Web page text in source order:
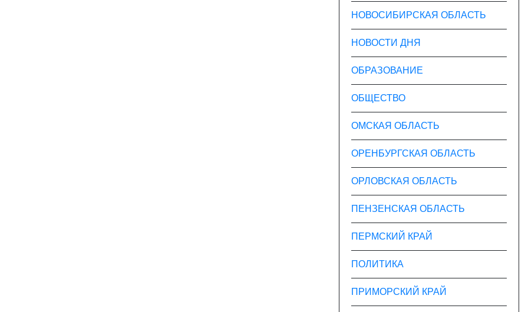
НОВОСИБИРСКАЯ ОБЛАСТЬ
НОВОСТИ ДНЯ
ОБРАЗОВАНИЕ
ОБЩЕСТВО
ОМСКАЯ ОБЛАСТЬ
ОРЕНБУРГСКАЯ ОБЛАСТЬ
ОРЛОВСКАЯ ОБЛАСТЬ
ПЕНЗЕНСКАЯ ОБЛАСТЬ
ПЕРМСКИЙ КРАЙ
ПОЛИТИКА
ПРИМОРСКИЙ КРАЙ